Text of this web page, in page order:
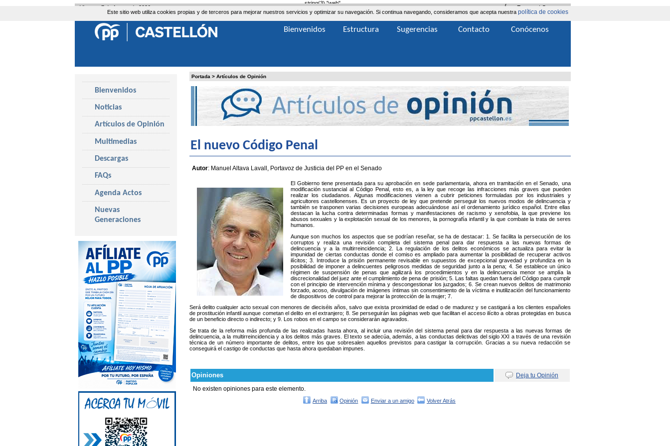
string(3) "web"
Este sitio web utiliza cookies propias y de terceros para mejorar nuestros servicios y optimizar su navegación. Si continua navegando, consideramos que acepta nuestra política de cookies
Portada > Artículos de Opinión
El nuevo Código Penal
Autor: Manuel Altava Lavall, Portavoz de Justicia del PP en el Senado
El Gobierno tiene presentada para su aprobación en sede parlamentaria, ahora en tramitación en el Senado, una
modificación sustancial al Código Penal, esto es, a la ley que recoge las infracciones más graves que pueden
realizar los ciudadanos. Algunas modificaciones vienen a cubrir peticiones formuladas por los industriales y
agricultores castellonenses. Es un proyecto de ley que pretende perseguir los nuevos modos de delincuencia y
también se trasponen varias decisiones europeas adecuándose así el ordenamiento jurídico español. Entre ellas
destacan la lucha contra determinadas formas y manifestaciones de racismo y xenofobia, la que previene los
abusos sexuales y la explotación sexual de los menores, la pornografía infantil y la que combate la trata de seres
humanos.
Aunque son muchos los aspectos que se podrían reseñar, se ha de destacar: 1. Se facilita la persecución de los
corruptos y realiza una revisión completa del sistema penal para dar respuesta a las nuevas formas de
delincuencia y a la multirreincidencia; 2. La regulación de los delitos económicos se actualiza para evitar la
impunidad de ciertas conductas donde el comiso es ampliado para aumentar la posibilidad de recuperar activos
ilícitos; 3. Introduce la prisión permanente revisable en supuestos de excepcional gravedad y profundiza en la
posibilidad de imponer a delincuentes peligrosos medidas de seguridad junto a la pena; 4. Se establece un único
régimen de suspensión de penas que agilizará los procedimientos y en la delincuencia menor se amplía la
discrecionalidad del juez ante el cumplimiento de pena de prisión; 5. Las faltas quedan fuera del Código para cumplir
con el principio de intervención mínima y descongestionar los juzgados; 6. Se crean nuevos delitos de matrimonio
forzado, acoso, divulgación de imágenes íntimas sin consentimiento de la víctima e inutilización del funcionamiento
de dispositivos de control para mejorar la protección de la mujer; 7.
Será delito cualquier acto sexual con menores de dieciséis años, salvo que exista proximidad de edad o de madurez y se castigará a los clientes españoles
de prostitución infantil aunque cometan el delito en el extranjero; 8. Se perseguirán las páginas web que facilitan el acceso ilícito a obras protegidas en busca
de un beneficio directo o indirecto; y 9. Los robos en el campo se considerarán agravados.
Se trata de la reforma más profunda de las realizadas hasta ahora, al incluir una revisión del sistema penal para dar respuesta a las nuevas formas de
delincuencia, a la multirreincidencia y a los delitos más graves. El texto se adecúa, además, a las conductas delictivas del siglo XXI a través de una revisión
técnica de un número importante de delitos, entre los que sobresalen aquellos previstos para castigar la corrupción. Gracias a su nueva redacción se
conseguirá el castigo de conductas que hasta ahora quedaban impunes.
Opiniones
Deja tu Opinión
No existen opiniones para este elemento.
Arriba Opinión Enviar a un amigo Volver Atrás
Bienvenidos
Noticias
Artículos de Opinión
Multimedias
Descargas
FAQs
Agenda Actos
Nuevas
Generaciones
Viernes, 7 de Agosto de 2026 |Contacta
Área Extranet
Bienvenidos Estructura Sugerencias Contacto Conócenos